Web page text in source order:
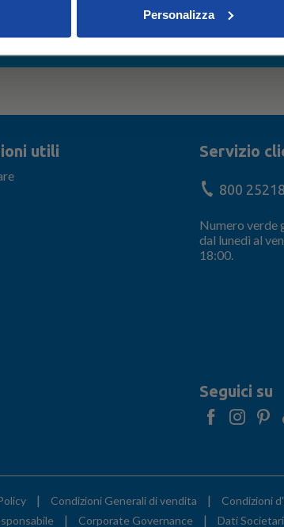
Personalizza
utili Servizio
800
Numero verde
dal lunedì al
18:00.
Seguici su
| Condizioni Generali di vendita | Condizioni
| Corporate Governance | Dati Societari